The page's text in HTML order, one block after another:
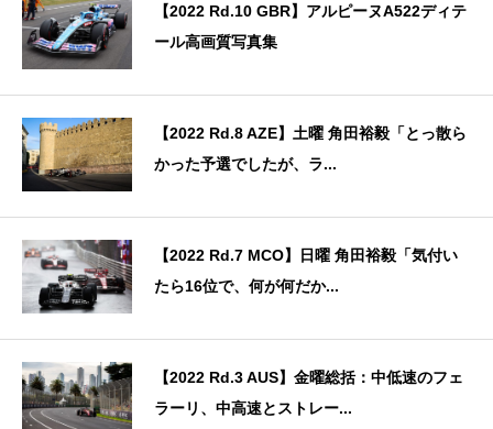
【2022 Rd.10 GBR】アルピーヌA522ディテ
ール高画質写真集
【2022 Rd.8 AZE】土曜 角田裕毅「とっ散ら
かった予選でしたが、ラ...
【2022 Rd.7 MCO】日曜 角田裕毅「気付い
たら16位で、何が何だか...
【2022 Rd.3 AUS】金曜総括：中低速のフェ
ラーリ、中高速とストレー...